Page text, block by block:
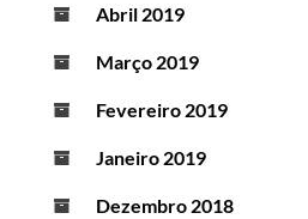
Abril 2019
Março 2019
Fevereiro 2019
Janeiro 2019
Dezembro 2018